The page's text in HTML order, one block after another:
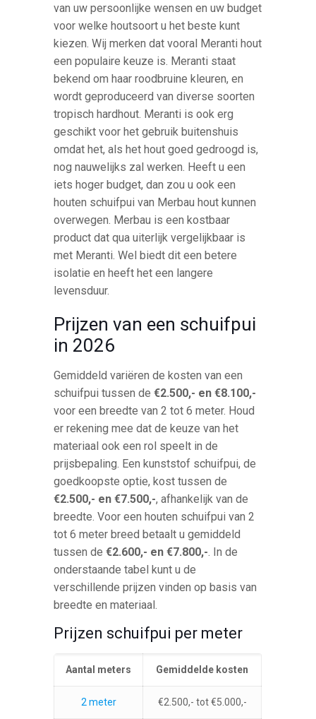
van uw persoonlijke wensen en uw budget
voor welke houtsoort u het beste kunt
kiezen. Wij merken dat vooral Meranti hout
een populaire keuze is. Meranti staat
bekend om haar roodbruine kleuren, en
wordt geproduceerd van diverse soorten
tropisch hardhout. Meranti is ook erg
geschikt voor het gebruik buitenshuis
omdat het, als het hout goed gedroogd is,
nog nauwelijks zal werken. Heeft u een
iets hoger budget, dan zou u ook een
houten schuifpui van Merbau hout kunnen
overwegen. Merbau is een kostbaar
product dat qua uiterlijk vergelijkbaar is
met Meranti. Wel biedt dit een betere
isolatie en heeft het een langere
levensduur.
Prijzen van een schuifpui
in 2026
Gemiddeld variëren de kosten van een
schuifpui tussen de€2.500,- en €8.100,-
voor een breedte van 2 tot 6 meter. Houd
er rekening mee dat de keuze van het
materiaal ook een rol speelt in de
prijsbepaling. Een kunststof schuifpui, de
goedkoopste optie, kost tussen de
€2.500,- en €7.500,-, afhankelijk van de
breedte. Voor een houten schuifpui van 2
tot 6 meter breed betaalt u gemiddeld
tussen de€2.600,- en €7.800,- . In de
onderstaande tabel kunt u de
verschillende prijzen vinden op basis van
breedte en materiaal.
Prijzen schuifpui per meter
Aantal meters Gemiddelde kosten
2 meter €2.500,- tot €5.000,-